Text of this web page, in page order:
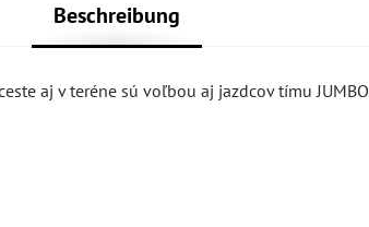
Beschreibung
aj v teréne sú voľbou aj jazdcov tímu JUMBO